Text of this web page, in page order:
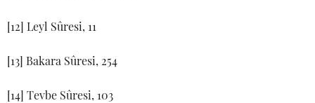
[12] Leyl Sûresi, 11
[13] Bakara Sûresi, 254
[14] Tevbe Sûresi, 103